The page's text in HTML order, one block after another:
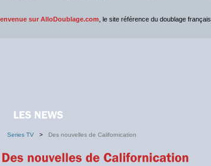
sur AlloDoublage.com , le site référence du doublage français.
Series TV > Des nouvelles de Californication